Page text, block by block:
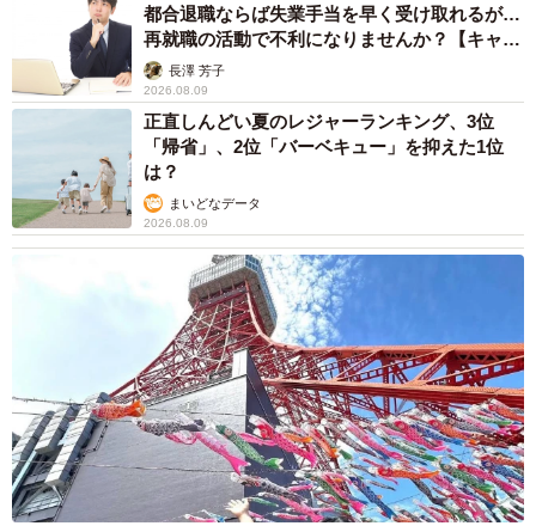
都合退職ならば失業手当を早く受け取れるが…
再就職の活動で不利になりませんか？【キャリ
アカウンセラーが解説】
長澤 芳子
2026.08.09
正直しんどい夏のレジャーランキング、3位
「帰省」、2位「バーベキュー」を抑えた1位
は？
まいどなデータ
2026.08.09